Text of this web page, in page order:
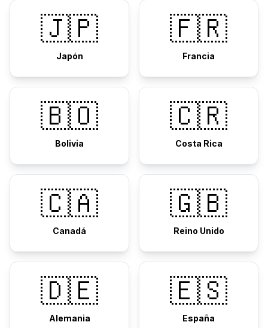
🇯🇵
Japón
🇫🇷
Francia
🇧🇴
Bolivia
🇨🇷
Costa Rica
🇨🇦
Canadá
🇬🇧
Reino Unido
🇩🇪
Alemania
🇪🇸
España